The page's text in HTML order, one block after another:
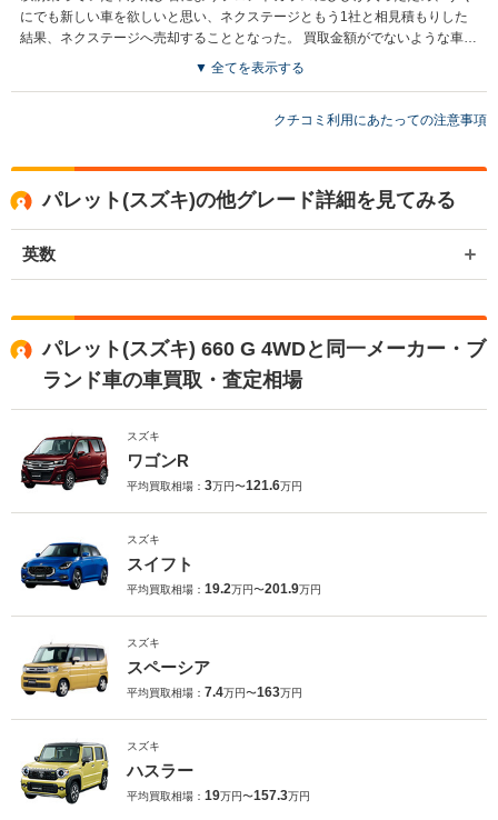
にでも新しい車を欲しいと思い、ネクステージともう1社と相見積もりした
結果、ネクステージへ売却することとなった。 買取金額がでないような車で
も買い取っていただけ、とても感謝している。
買取店からの返信
お世話になっております。株式会社ネクステージでございます。この
▼ 全てを表示する
クチコミ利用にあたっての注意事項
パレット(スズキ)の他グレード詳細を見てみる
英数
パレット(スズキ) 660 G 4WDと同一メーカー・ブ
ランド車の車買取・査定相場
スズキ
ワゴンR
平均買取相場： 3万円〜121.6万円
スズキ
スイフト
平均買取相場： 19.2万円〜201.9万円
スズキ
スペーシア
平均買取相場： 7.4万円〜163万円
スズキ
ハスラー
平均買取相場： 19万円〜157.3万円